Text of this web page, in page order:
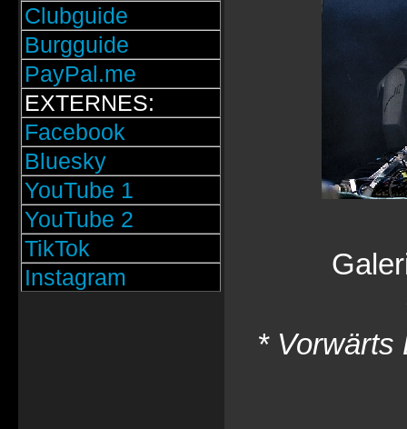
Clubguide
Burgguide
PayPal.me
EXTERNES:
Facebook
Bluesky
YouTube 1
YouTube 2
TikTok
Instagram
* Vorwärts